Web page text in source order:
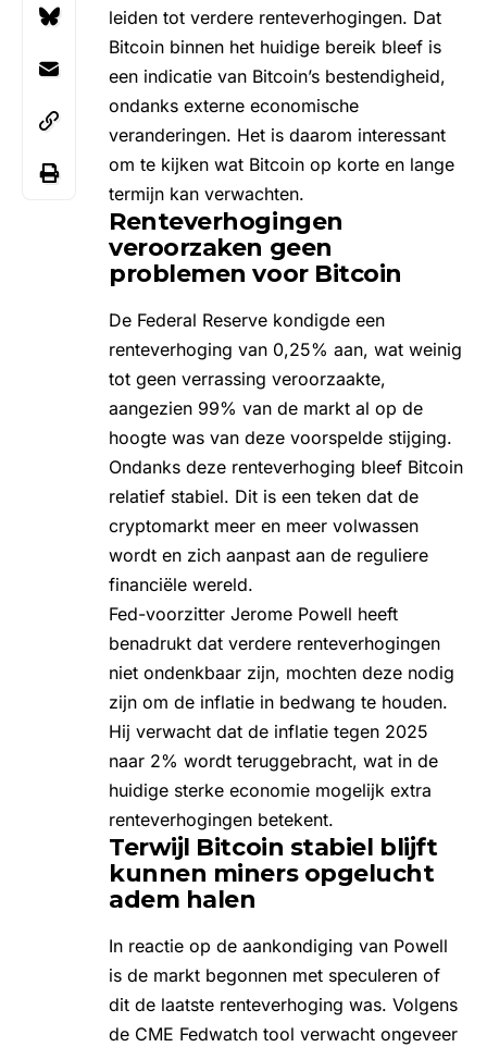
leiden tot verdere renteverhogingen. Dat
Bitcoin binnen het huidige bereik bleef is
een indicatie van Bitcoin’s bestendigheid,
ondanks externe economische
veranderingen. Het is daarom interessant
om te kijken wat Bitcoin op korte en lange
termijn kan verwachten.
Renteverhogingen
veroorzaken geen
problemen voor Bitcoin
De Federal Reserve kondigde een
renteverhoging van 0,25% aan, wat weinig
tot geen verrassing veroorzaakte,
aangezien 99% van de markt al op de
hoogte was van deze voorspelde stijging.
Ondanks deze renteverhoging bleef Bitcoin
relatief stabiel. Dit is een teken dat de
cryptomarkt meer en meer volwassen
wordt en zich aanpast aan de reguliere
financiële wereld.
Fed-voorzitter Jerome Powell heeft
benadrukt dat verdere renteverhogingen
niet ondenkbaar zijn, mochten deze nodig
zijn om de inflatie in bedwang te houden.
Hij verwacht dat de inflatie tegen 2025
naar 2% wordt teruggebracht, wat in de
huidige sterke economie mogelijk extra
renteverhogingen betekent.
Terwijl Bitcoin stabiel blijft
kunnen miners opgelucht
adem halen
In reactie op de aankondiging van Powell
is de markt begonnen met speculeren of
dit de laatste renteverhoging was. Volgens
de CME Fedwatch tool verwacht ongeveer